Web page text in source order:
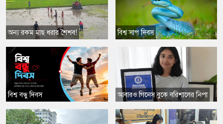
অন্য রকম মাছ ধরার শৈশব!
​বিশ্ব বন্ধু দিবস
বিশ্ব সাপ দিবস
​আবারও গিনেস বুকে বরিশালের নিপা